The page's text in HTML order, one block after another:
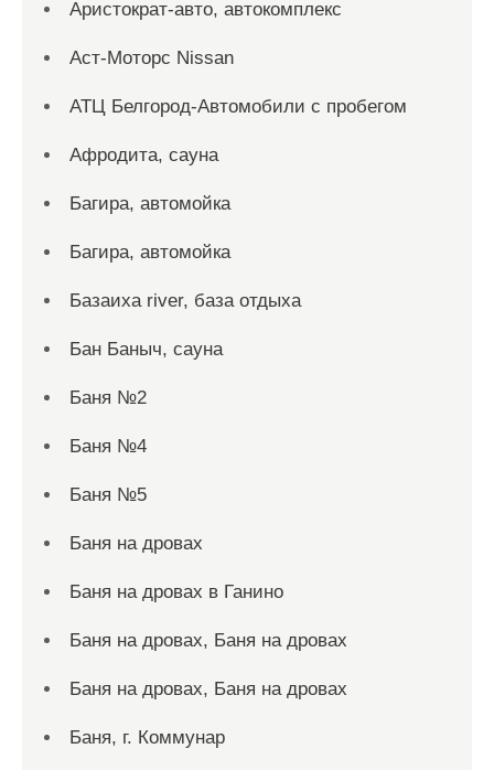
Аристократ-авто, автокомплекс
Аст-Моторс Nissan
АТЦ Белгород-Автомобили с пробегом
Афродита, сауна
Багира, автомойка
Багира, автомойка
Базаиха river, база отдыха
Бан Баныч, сауна
Баня №2
Баня №4
Баня №5
Баня на дровах
Баня на дровах в Ганино
Баня на дровах, Баня на дровах
Баня на дровах, Баня на дровах
Баня, г. Коммунар